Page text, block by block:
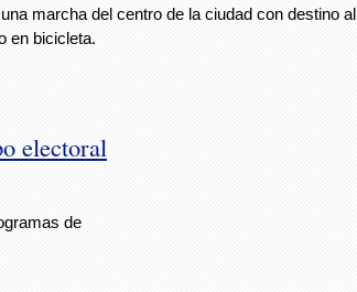
marcha del centro de la ciudad con destino al
en bicicleta.
electoral
de